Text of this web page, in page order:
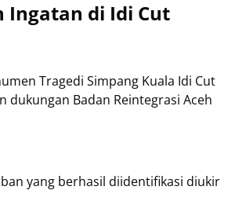
Ingatan di Idi Cut
Tragedi Simpang Kuala Idi Cut
dukungan Badan Reintegrasi Aceh
yang berhasil diidentifikasi diukir